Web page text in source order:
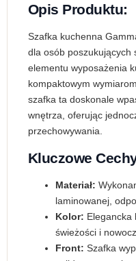
Opis Produktu:
Szafka kuchenna
dla osób poszukujących
elementu wyposażenia
kompaktowym
szafka ta doskonale
wnętrza, oferując
przechowywania.
Kluczowe
Materiał:
laminowanej,
Kolor: Elegancka
świeżości i
Front: Szafka